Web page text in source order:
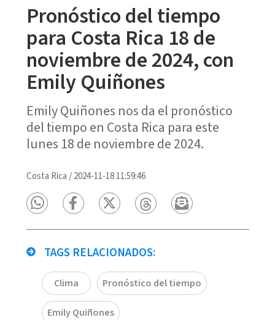
Pronóstico del tiempo
para Costa Rica 18 de
noviembre de 2024, con
Emily Quiñones
Emily Quiñones nos da el pronóstico
del tiempo en Costa Rica para este
lunes 18 de noviembre de 2024.
Costa Rica /2024-11-18 11:59:46
TAGS RELACIONADOS:
Clima Pronóstico del tiempo
Emily Quiñones